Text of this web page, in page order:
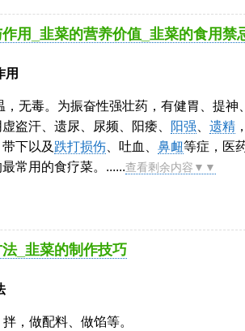
用_韭菜的营养价值_韭菜的食用禁
用
，无毒。为振奋性强壮药，有健胃、提
盗汗、遗尿、尿频、阳痿、
阳强 遗精
下以及 跌打损伤 、吐血、 鼻衄等症，医
常用的食疗菜。......查看剩余内容▼▼
_韭菜的制作技巧
，做配料、做馅等。